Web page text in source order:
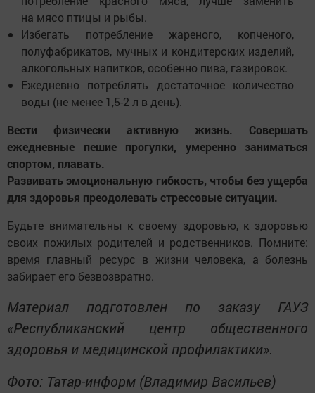
на мясо птицы и рыбы.
Избегать потребление жареного, копченого,
полуфабрикатов, мучных и кондитерских изделий,
алкогольных напитков, особенно пива, газировок.
Ежедневно потреблять достаточное количество
воды (не менее 1,5-2 л в день).
Вести физически активную жизнь. Совершать
ежедневные пешие прогулки, умеренно заниматься
спортом, плавать.
Развивать эмоциональную гибкость, чтобы без ущерба
для здоровья преодолевать стрессовые ситуации.
Будьте внимательны к своему здоровью, к здоровью
своих пожилых родителей и родственников. Помните:
время главный ресурс в жизни человека, а болезнь
забирает его безвозвратно.
Материал подготовлен по заказу ГАУЗ
«Республиканский центр общественного
здоровья и медицинской профилактики».
Фото: Татар-информ (Владимир Васильев)